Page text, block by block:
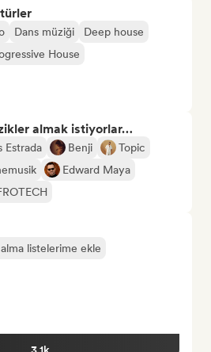
Dans müziği
Deep house
House
almak istiyorlar…
Estrada Benji
Topic
Edward Maya
listelerime ekle